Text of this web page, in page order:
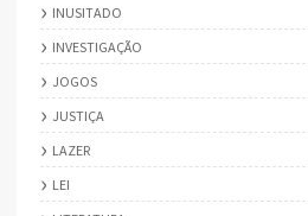
INUSITADO
INVESTIGAÇÃO
JOGOS
JUSTIÇA
LAZER
LEI